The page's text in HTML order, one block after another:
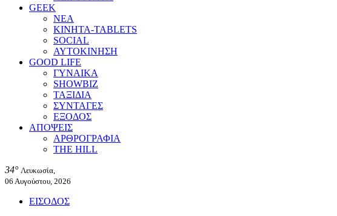
GEEK
ΝΕΑ
ΚΙΝΗΤΑ-TABLETS
SOCIAL
ΑΥΤΟΚΙΝΗΣΗ
GOOD LIFE
ΓΥΝΑΙΚΑ
SHOWBIZ
ΤΑΞΙΔΙΑ
ΣΥΝΤΑΓΕΣ
ΕΞΟΔΟΣ
ΑΠΟΨΕΙΣ
ΑΡΘΡΟΓΡΑΦΙΑ
THE HILL
34° Λευκωσία,
06 Αυγούστου, 2026
ΕΙΣΟΔΟΣ